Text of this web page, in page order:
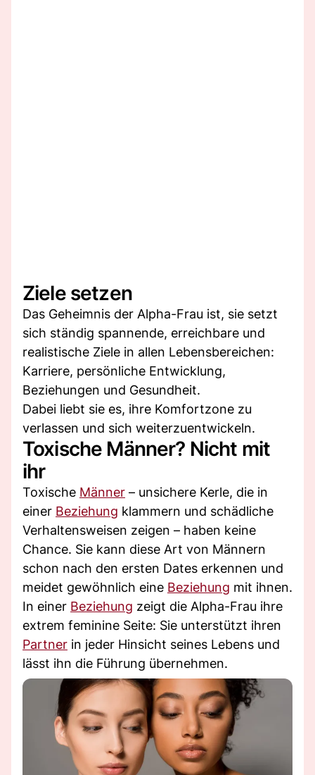
Ziele setzen
Das Geheimnis der Alpha-Frau ist, sie setzt
sich ständig spannende, erreichbare und
realistische Ziele in allen Lebensbereichen:
Karriere, persönliche Entwicklung,
Beziehungen und Gesundheit.
Dabei liebt sie es, ihre Komfortzone zu
verlassen und sich weiterzuentwickeln.
Toxische Männer? Nicht mit
ihr
Toxische Männer – unsichere Kerle, die in
einer Beziehung klammern und schädliche
Verhaltensweisen zeigen – haben keine
Chance. Sie kann diese Art von Männern
schon nach den ersten Dates erkennen und
meidet gewöhnlich eine Beziehung mit ihnen.
In einer Beziehung zeigt die Alpha-Frau ihre
extrem feminine Seite: Sie unterstützt ihren
Partner in jeder Hinsicht seines Lebens und
lässt ihn die Führung übernehmen.